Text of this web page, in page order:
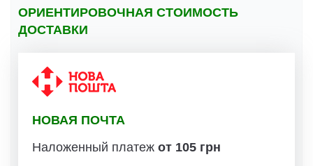
ОРИЕНТИРОВОЧНАЯ СТОИМОСТЬ
ДОСТАВКИ
НОВАЯ ПОЧТА
Наложенный платеж от 105 грн